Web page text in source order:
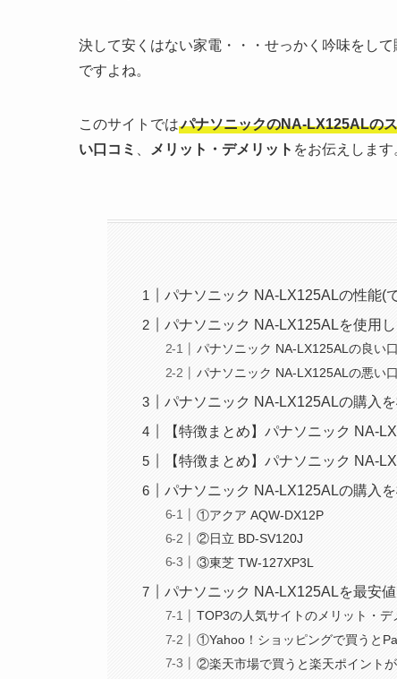
決して安くはない家電・・・せっかく吟味をして
ですよね。
このサイトではパナソニックのNA-LX125ALの
い口コミ
メリット・デメリット をお伝えします
パナソニック NA-LX125ALの性能(
パナソニック NA-LX125ALを使用
パナソニック NA-LX125ALの良い
パナソニック NA-LX125ALの悪い
パナソニック NA-LX125ALの購入
【特徴まとめ】パナソニック NA-
【特徴まとめ】パナソニック NA-
パナソニック NA-LX125ALの購入
①アクア AQW-DX12P
②日立 BD-SV120J
③東芝 TW-127XP3L
パナソニック NA-LX125ALを最安
TOP3の人気サイトのメリット・デ
①Yahoo！ショッピングで買うと
②楽天市場で買うと楽天ポイント